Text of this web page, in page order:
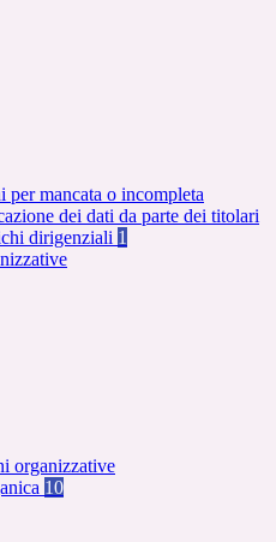
per mancata o incompleta
dei dati da parte dei titolari
dirigenziali 1
organizzative
10